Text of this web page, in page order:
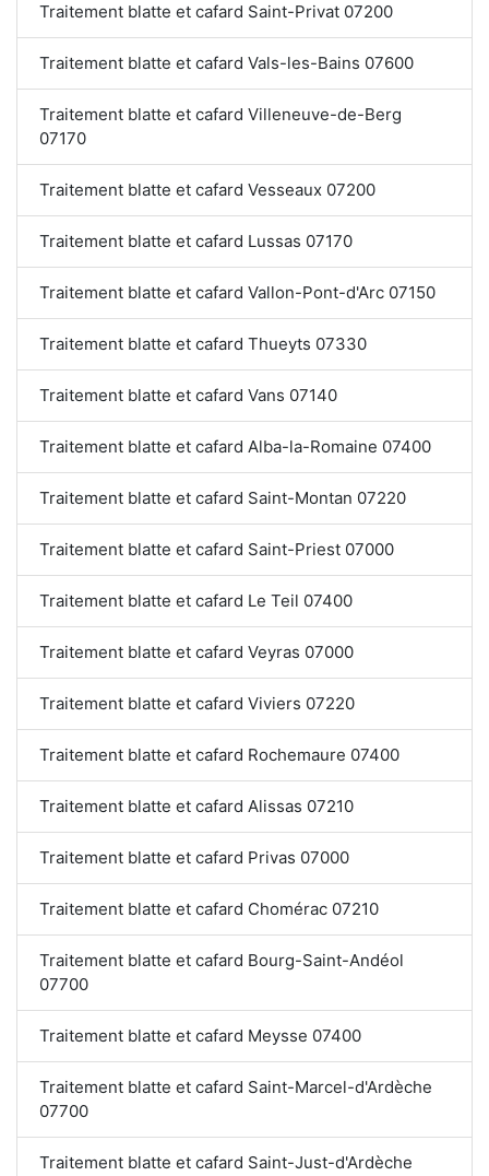
Traitement blatte et cafard Saint-Privat 07200
Traitement blatte et cafard Vals-les-Bains 07600
Traitement blatte et cafard Villeneuve-de-Berg
07170
Traitement blatte et cafard Vesseaux 07200
Traitement blatte et cafard Lussas 07170
Traitement blatte et cafard Vallon-Pont-d'Arc 07150
Traitement blatte et cafard Thueyts 07330
Traitement blatte et cafard Vans 07140
Traitement blatte et cafard Alba-la-Romaine 07400
Traitement blatte et cafard Saint-Montan 07220
Traitement blatte et cafard Saint-Priest 07000
Traitement blatte et cafard Le Teil 07400
Traitement blatte et cafard Veyras 07000
Traitement blatte et cafard Viviers 07220
Traitement blatte et cafard Rochemaure 07400
Traitement blatte et cafard Alissas 07210
Traitement blatte et cafard Privas 07000
Traitement blatte et cafard Chomérac 07210
Traitement blatte et cafard Bourg-Saint-Andéol
07700
Traitement blatte et cafard Meysse 07400
Traitement blatte et cafard Saint-Marcel-d'Ardèche
07700
Traitement blatte et cafard Saint-Just-d'Ardèche